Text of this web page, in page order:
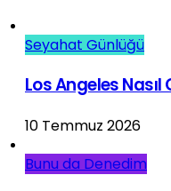
Seyahat Günlüğü
Los Angeles Nasıl
10 Temmuz 2026
Bunu da Denedim